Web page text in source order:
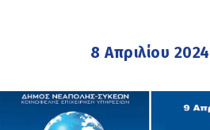
8 Απριλίου 2024